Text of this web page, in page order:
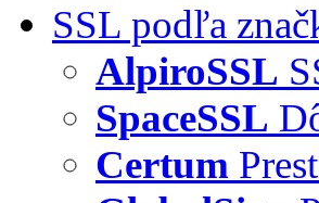
SSL podľa
AlpiroSSL
SpaceSSL
Certum